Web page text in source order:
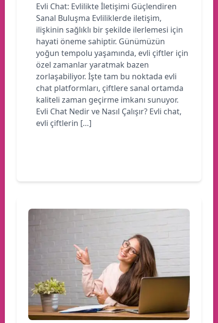
Evli Chat: Evlilikte İletişimi Güçlendiren
Sanal Buluşma Evliliklerde iletişim,
ilişkinin sağlıklı bir şekilde ilerlemesi için
hayati öneme sahiptir. Günümüzün
yoğun tempolu yaşamında, evli çiftler için
özel zamanlar yaratmak bazen
zorlaşabiliyor. İşte tam bu noktada evli
chat platformları, çiftlere sanal ortamda
kaliteli zaman geçirme imkanı sunuyor.
Evli Chat Nedir ve Nasıl Çalışır? Evli chat,
evli çiftlerin […]